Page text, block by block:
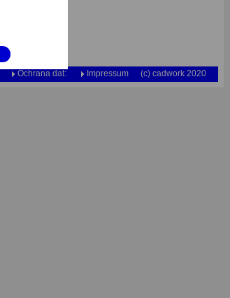
(c) cadwork 2020
Impressum
Ochrana dat: